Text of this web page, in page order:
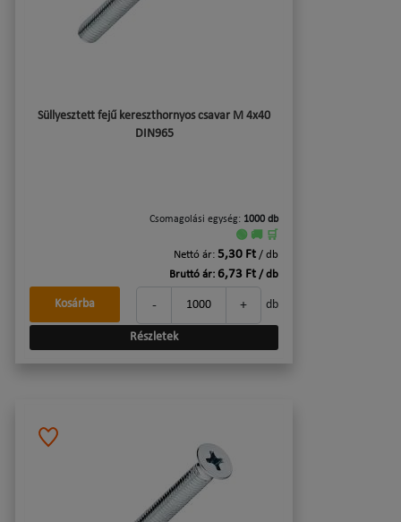
Süllyesztett fejű kereszthornyos csavar M 4x40
DIN965
Csomagolási egység: 1000 db
🟢 🚚 🛒
Nettó ár: 5,30 Ft / db
Bruttó ár: 6,73 Ft / db
- + db
Kosárba
Részletek